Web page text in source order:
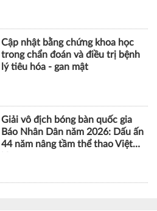
Cập nhật bằng chứng khoa học
trong chẩn đoán và điều trị bệnh
lý tiêu hóa - gan mật
Giải vô địch bóng bàn quốc gia
Báo Nhân Dân năm 2026: Dấu ấn
44 năm nâng tầm thể thao Việt